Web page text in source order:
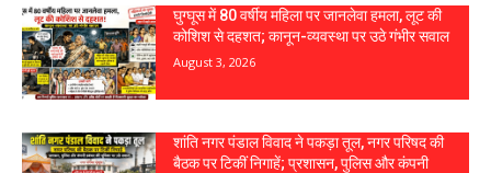
घुग्घूस में 80 वर्षीय महिला पर जानलेवा हमला, लूट की
कोशिश से दहशत; कानून-व्यवस्था पर उठे गंभीर सवाल
August 3, 2026
शांति नगर पंडाल विवाद ने पकड़ा तूल, नगर परिषद की
बैठक पर टिकीं निगाहें; प्रशासन, पुलिस और कंपनी